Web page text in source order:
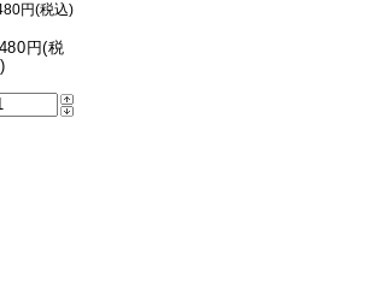
円(税込)
円(税